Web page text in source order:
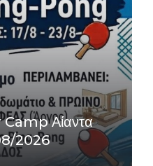
Αίαντα
2026